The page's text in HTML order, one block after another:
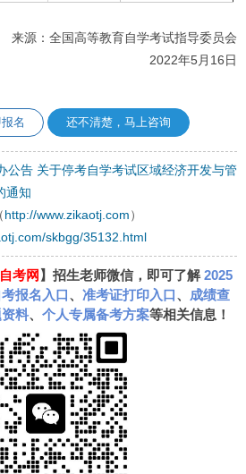
来源：全国高等教育自学考试指导委员会
2022年5月16日
名 还不清楚，马上咨询
公告 关于停考自学考试区域经济开发与管
通知
http://www.zikaotj.com ）
skbgg/35132.html
考网 】招生老师微信，即可了解2025
考报名入口、 准考证打印入口、 成绩查
料、 个人专属备考方案等相关信息！